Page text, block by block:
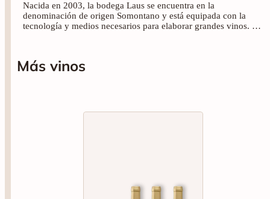
Nacida en 2003, la bodega Laus se encuentra en la
denominación de origen Somontano y está equipada con la
tecnología y medios necesarios para elaborar grandes vinos. En
(2019). No te pierdas esta interesante cata y descubre también
Más vinos